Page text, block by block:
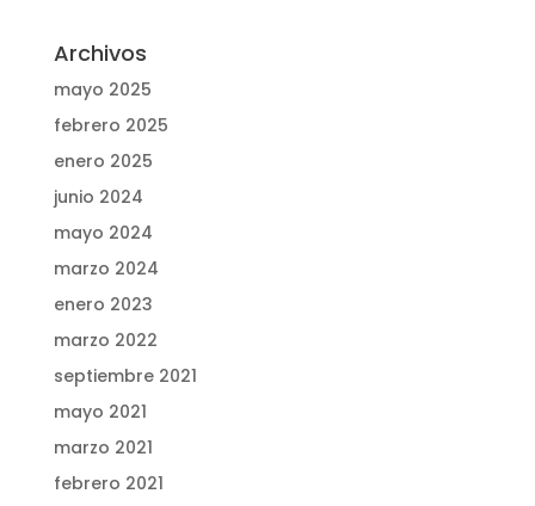
Archivos
mayo 2025
febrero 2025
enero 2025
junio 2024
mayo 2024
marzo 2024
enero 2023
marzo 2022
septiembre 2021
mayo 2021
marzo 2021
febrero 2021